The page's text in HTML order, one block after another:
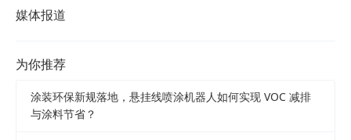
媒体报道
为你推荐
涂装环保新规落地，悬挂线喷涂机器人如何实现 VOC 减排
与涂料节省？